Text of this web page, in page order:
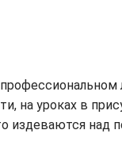
на уроках в
издеваются над